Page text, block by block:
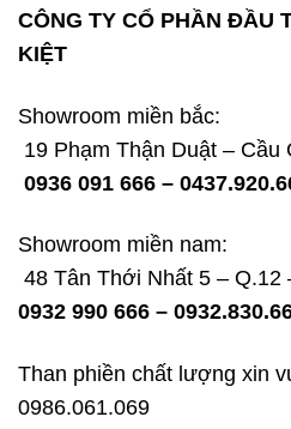
CÔNG TY CỔ PHẦN ĐẦU
KIỆT
Showroom miền bắc:
19 Phạm Thận Duật – Cầu
0936 091 666 –
Showroom miền nam:
48 Tân Thới Nhất 5 – Q.12
0932 990 666 –
Than phiền chất lượng xin
0986.061.069